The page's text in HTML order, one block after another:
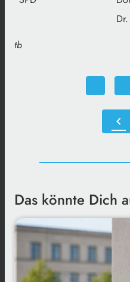
tb
chevron_left
Das könnte Dich